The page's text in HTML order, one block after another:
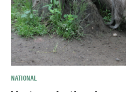
NATIONAL